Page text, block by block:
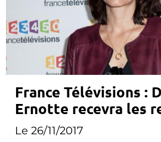
France Télévisions :
Ernotte recevra les
des journalistes mardi
Le 26/11/2017